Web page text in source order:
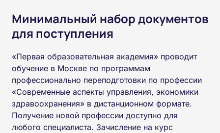
Минимальный набор документов
для поступления
«Первая образовательная академия» проводит
обучение в Москве по программам
профессионально переподготовки по профессии
«Современные аспекты управления, экономики
здравоохранения» в дистанционном формате.
Получение новой профессии доступно для
любого специалиста. Зачисление на курс